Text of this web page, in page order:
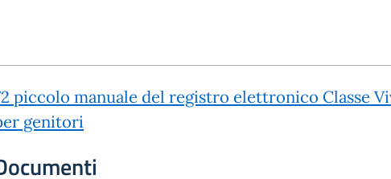
piccolo manuale del registro elettronico Classe
genitori